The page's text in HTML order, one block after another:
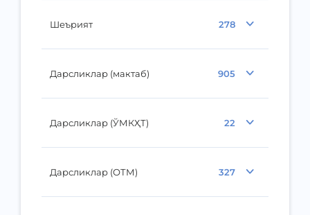
Шеърият 278
Дарсликлар (мактаб) 905
Дарсликлар (ЎМКҲТ) 22
Дарсликлар (ОТМ) 327